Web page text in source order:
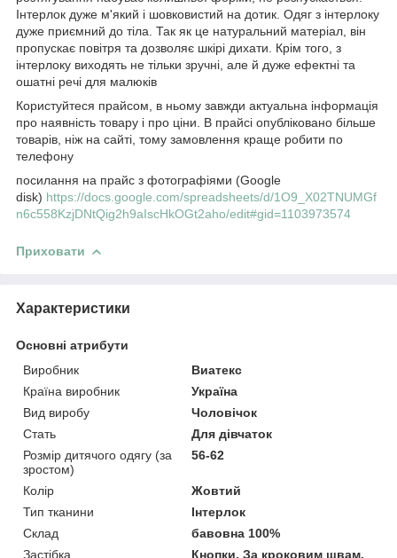
Інтерлок дуже м'який і шовковистий на дотик. Одяг з інтерлоку
дуже приємний до тіла. Так як це натуральний матеріал, він
пропускає повітря та дозволяє шкірі дихати. Крім того, з
інтерлоку виходять не тільки зручні, але й дуже ефектні та
ошатні речі для малюків
Користуйтеся прайсом, в ньому завжди актуальна інформація
про наявність товару і про ціни. В прайсі опубліковано більше
товарів, ніж на сайті, тому замовлення краще робити по
телефону
посилання на прайс з фотографіями (Google
disk) https://docs.google.com/spreadsheets/d/1O9_X02TNUMGf
n6c558KzjDNtQig2h9aIscHkOGt2aho/edit#gid=1103973574
Приховати
Характеристики
Основні атрибути
Виробник
Виатекс
Країна виробник
Україна
Вид виробу
Чоловічок
Стать
Для дівчаток
Розмір дитячого одягу (за
зростом)
56-62
Колір
Жовтий
Тип тканини
Інтерлок
Склад
бавовна 100%
Застібка
Кнопки, За кроковим швам,